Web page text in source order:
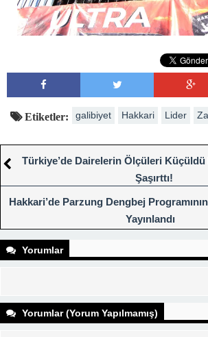
Etiketler: galibiyet Hakkari Lider
Türkiye’de Dairelerin Ölçüleri Küçüldü
Şaşırttı!
Hakkari’de Parzung Dengbej
Yayınlandı
Yorumlar
Yorumlar (Yorum Yapılmamış)